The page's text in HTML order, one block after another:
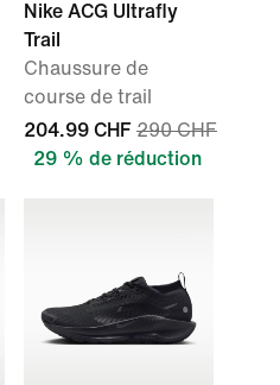
Nike ACG Ultrafly
Trail
Chaussure de
course de trail
204.99 CHF 290 CHF
29 % de réduction